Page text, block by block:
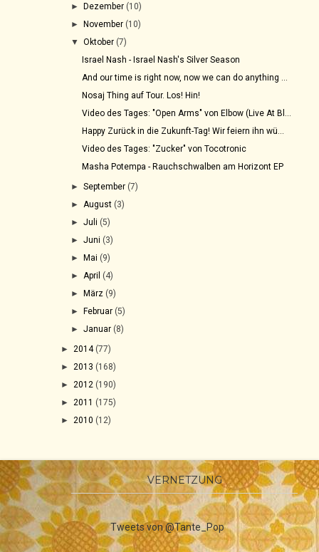
►Dezember (10)
►November (10)
▼Oktober (7)
Israel Nash - Israel Nash's Silver Season
And our time is right now, now we can do anything ...
Nosaj Thing auf Tour. Los! Hin!
Video des Tages: "Open Arms" von Elbow (Live At Bl...
Happy Zurück in die Zukunft-Tag! Wir feiern ihn wü...
Video des Tages: "Zucker" von Tocotronic
Masha Potempa - Rauchschwalben am Horizont EP
►September (7)
► August (3)
►Juli (5)
►Juni (3)
►Mai (9)
► April (4)
►März (9)
►Februar (5)
►Januar (8)
► 2014 (77)
► 2013 (168)
► 2012 (190)
► 2011 (175)
► 2010 (12)
VERNETZUNG
Tweets von @Tante_Pop